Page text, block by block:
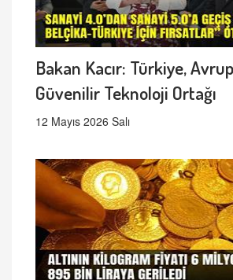
Bakan Kacır: Türkiye,
Güvenilir Teknoloji Ortağı
12 Mayıs 2026 Salı